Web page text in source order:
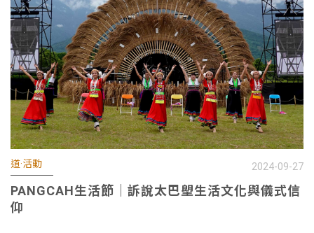
道·活動 2024-09-27
PANGCAH生活節｜訴說太巴塱生活文化與儀式信
仰